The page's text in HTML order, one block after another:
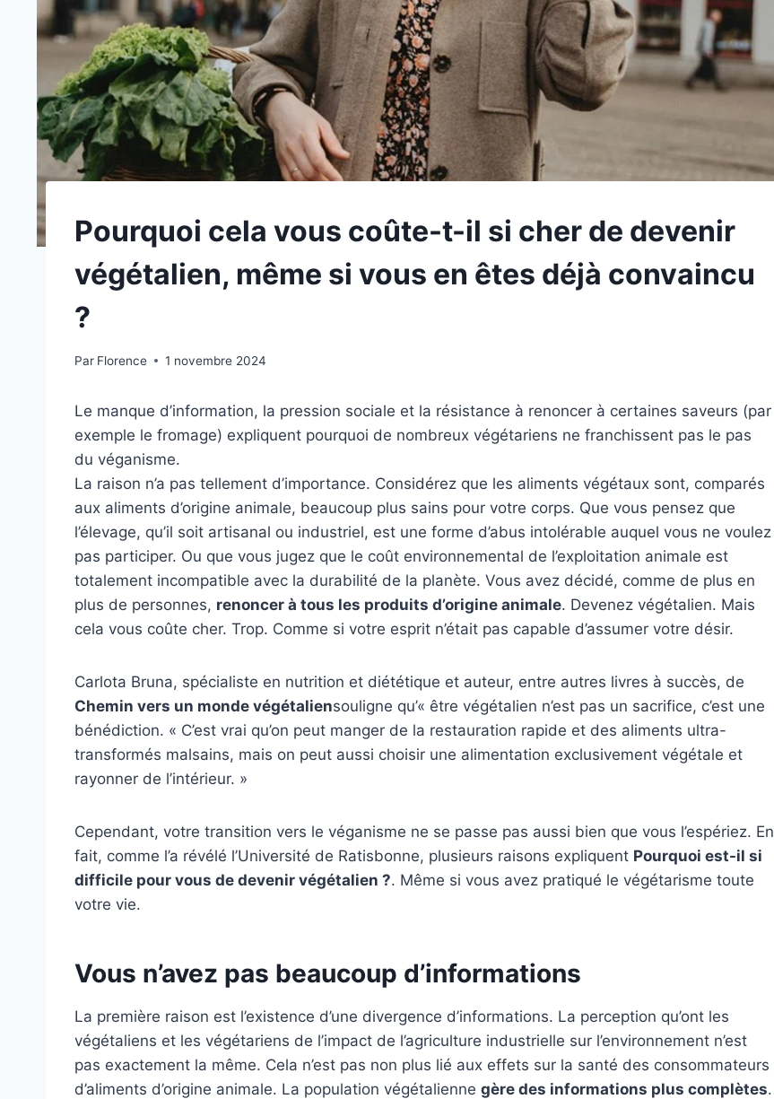
Pourquoi cela vous coûte-t-il si cher de devenir
végétalien, même si vous en êtes déjà convaincu
?
Par Florence 1 novembre 2024
Le manque d’information, la pression sociale et la résistance à renoncer à certaines saveurs (par
exemple le fromage) expliquent pourquoi de nombreux végétariens ne franchissent pas le pas
du véganisme.
La raison n’a pas tellement d’importance. Considérez que les aliments végétaux sont, comparés
aux aliments d’origine animale, beaucoup plus sains pour votre corps. Que vous pensez que
l’élevage, qu’il soit artisanal ou industriel, est une forme d’abus intolérable auquel vous ne voulez
pas participer. Ou que vous jugez que le coût environnemental de l’exploitation animale est
totalement incompatible avec la durabilité de la planète. Vous avez décidé, comme de plus en
plus de personnes, renoncer à tous les produits d’origine animale. Devenez végétalien. Mais
cela vous coûte cher. Trop. Comme si votre esprit n’était pas capable d’assumer votre désir.
Carlota Bruna, spécialiste en nutrition et diététique et auteur, entre autres livres à succès, de
Chemin vers un monde végétaliensouligne qu’« être végétalien n’est pas un sacrifice, c’est une
bénédiction. « C’est vrai qu’on peut manger de la restauration rapide et des aliments ultra-
transformés malsains, mais on peut aussi choisir une alimentation exclusivement végétale et
rayonner de l’intérieur. »
Cependant, votre transition vers le véganisme ne se passe pas aussi bien que vous l’espériez. En
fait, comme l’a révélé l’Université de Ratisbonne, plusieurs raisons expliquent Pourquoi est-il si
difficile pour vous de devenir végétalien ?. Même si vous avez pratiqué le végétarisme toute
votre vie.
Vous n’avez pas beaucoup d’informations
La première raison est l’existence d’une divergence d’informations. La perception qu’ont les
végétaliens et les végétariens de l’impact de l’agriculture industrielle sur l’environnement n’est
pas exactement la même. Cela n’est pas non plus lié aux effets sur la santé des consommateurs
d’aliments d’origine animale. La population végétalienne gère des informations plus complètes.